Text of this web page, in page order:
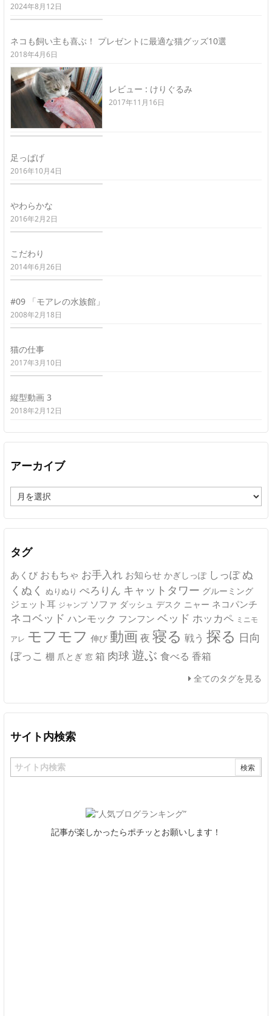
2024年8月12日
ネコも飼い主も喜ぶ！ プレゼントに最適な猫グッズ10選
2018年4月6日
レビュー : けりぐるみ
2017年11月16日
足っぱげ
2016年10月4日
やわらかな
2016年2月2日
こだわり
2014年6月26日
#09 「モアレの水族館」
2008年2月18日
猫の仕事
2017年3月10日
縦型動画 3
2018年2月12日
アーカイブ
ー
カ
イ
タグ
あくび おもちゃ お手入れ お知らせ かぎしっぽ しっぽ ぬ
くぬく ぬりぬり ぺろりん キャットタワー グルーミング
ジェット耳 ジャンプ ソファ ダッシュ デスク ニャー ネコパンチ
ネコベッド ハンモック フンフン ベッド ホッカペ ミニモ
アレ モフモフ 伸び 動画 夜 寝る 戦う 探る 日向
ぼっこ 棚 爪とぎ 窓 箱 肉球 遊ぶ 食べる 香箱
全てのタグを見る
サイト内検索
記事が楽しかったらポチッとお願いします！